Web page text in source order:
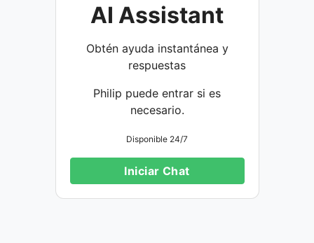
AI Assistant
Obtén ayuda instantánea y
respuestas
Philip puede entrar si es
necesario.
Disponible 24/7
Iniciar Chat